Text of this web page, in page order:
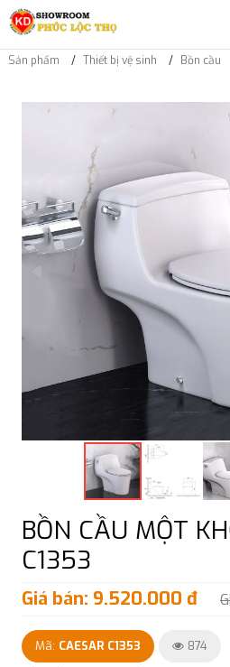
Sản phẩm Thiết bị vệ sinh Bồn cầu
BỒN CẦU MỘT
C1353
Giá bán: 9.520.000 đ
Mã: CAESAR C1353 874